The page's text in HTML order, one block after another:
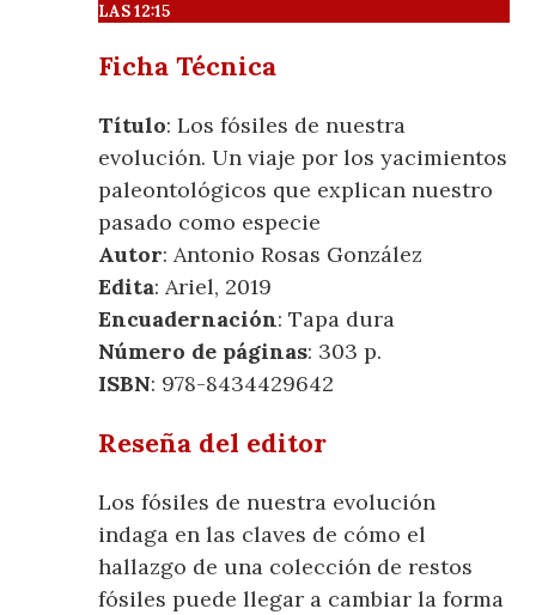
LAS 12:15
Ficha Técnica
Título: Los fósiles de nuestra
evolución. Un viaje por los yacimientos
paleontológicos que explican nuestro
pasado como especie
Autor: Antonio Rosas González
Edita: Ariel, 2019
Encuadernación: Tapa dura
Número de páginas: 303 p.
ISBN: 978-8434429642
Reseña del editor
Los fósiles de nuestra evolución
indaga en las claves de cómo el
hallazgo de una colección de restos
fósiles puede llegar a cambiar la forma